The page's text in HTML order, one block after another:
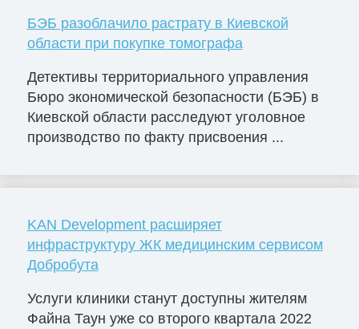
БЭБ разоблачило растрату в Киевской
области при покупке томографа
Детективы территориального управления
Бюро экономической безопасности (БЭБ) в
Киевской области расследуют уголовное
производство по факту присвоения ...
KAN Development расширяет
инфраструктуру ЖК медицинским сервисом
Добробута
Услуги клиники станут доступны жителям
Файна Таун уже со второго квартала 2022